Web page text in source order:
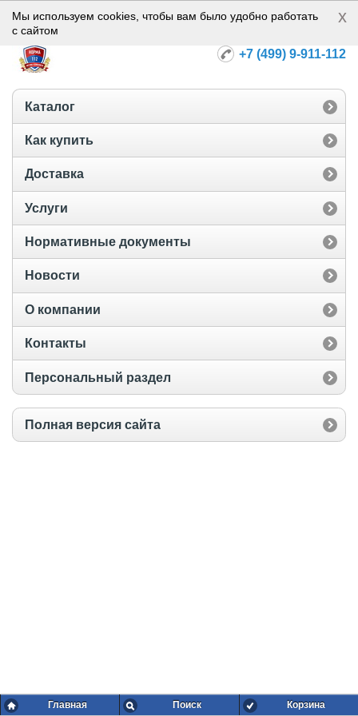
Норма-112
+7 (499) 9-911-112
Каталог
Как купить
Доставка
Услуги
Нормативные документы
Новости
О компании
Контакты
Персональный раздел
Полная версия сайта
Главная Поиск Корзина
Мы используем cookies, чтобы вам было удобно работать
с сайтом
x